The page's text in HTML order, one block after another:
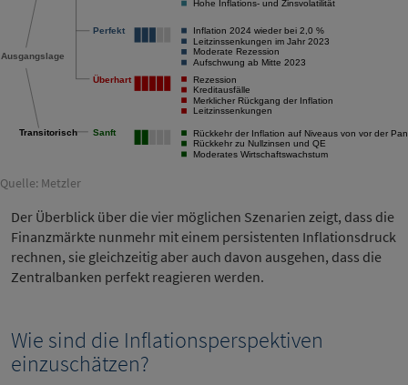
Quelle: Metzler
Der Überblick über die vier möglichen Szenarien zeigt, dass die
Finanzmärkte nunmehr mit einem persistenten Inflationsdruck
rechnen, sie gleichzeitig aber auch davon ausgehen, dass die
Zentralbanken perfekt reagieren werden.
Wie sind die Inflationsperspektiven
einzuschätzen?